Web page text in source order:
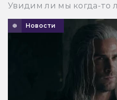
Увидим ли мы когда-то
Новости